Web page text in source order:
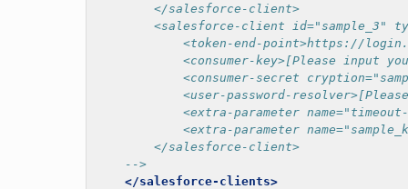
        </salesforce-client>
<salesforce-client id="sample_3"
<token-end-point>https://
<consumer-key>[Please input
<consumer-secret
<user-password-
<extra-parameter
<extra-parameter
        </salesforce-client>
    -->
</salesforce-clients>